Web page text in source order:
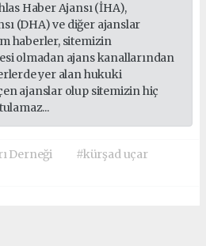
Haber Ajansı (İHA),
(DHA) ve diğer ajanslar
haberler, sitemizin
olmadan ajans kanallarından
yer alan hukuki
ajanslar olup sitemizin hiç
Derneği
#kürşad uçar